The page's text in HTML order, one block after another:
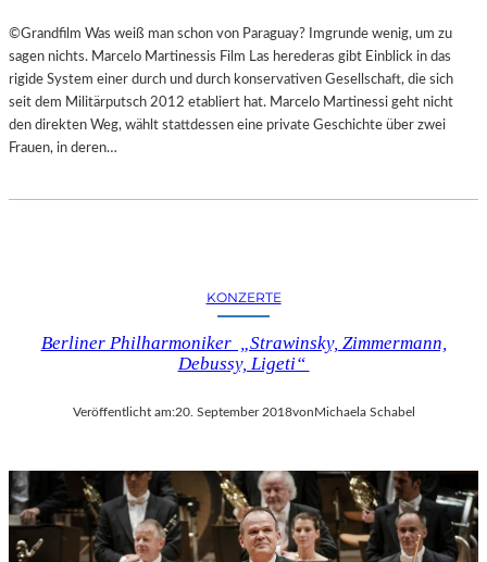
©Grandfilm Was weiß man schon von Paraguay? Imgrunde wenig, um zu
sagen nichts. Marcelo Martinessis Film Las herederas gibt Einblick in das
rigide System einer durch und durch konservativen Gesellschaft, die sich
seit dem Militärputsch 2012 etabliert hat. Marcelo Martinessi geht nicht
den direkten Weg, wählt stattdessen eine private Geschichte über zwei
Frauen, in deren…
KONZERTE
Berliner Philharmoniker „Strawinsky, Zimmermann,
Debussy, Ligeti“
Veröffentlicht am:20. September 2018vonMichaela Schabel